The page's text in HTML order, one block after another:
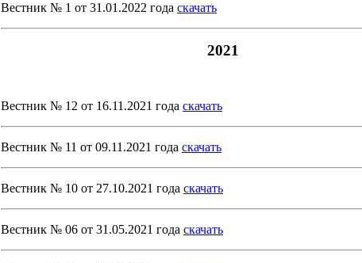
Вестник № 1 от 31.01.2022 года скачать
2021
Вестник № 12 от 16.11.2021 года скачать
Вестник № 11 от 09.11.2021 года скачать
Вестник № 10 от 27.10.2021 года скачать
Вестник № 06 от 31.05.2021 года скачать